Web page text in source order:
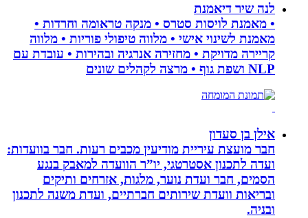
לנה שיר דיאמנת
• מאמנת לויסות סטרס • מנקה טראומה וחרדות •
מאמנת לשינוי אישי • מלווה טיפולי פוריות • מלווה
קריירה מדויקת • מחזירה אנרגיה ובהירות • עובדת עם
NLP ושפת גוף • מרצה לקהלים שונים
אילן בן סעדון
חבר מועצת עיריית מודיעין מכבים רעות. חבר בוועדות:
ועדה לתכנון אסטרטגי, יו”ר הוועדה למאבק בנגע
הסמים, חבר ועדת נוער, מלגות, אזרחים ותיקים
ובריאות וועדת שירותים חברתיים, ועדת משנה לתכנון
ובניה.